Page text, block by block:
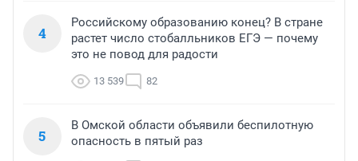
4
Российскому образованию конец? В стране
растет число стобалльников ЕГЭ — почему
это не повод для радости
13 539 82
5
В Омской области объявили беспилотную
опасность в пятый раз